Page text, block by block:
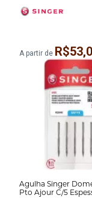
(42 RS)
100/16 e 120/19
A partir de
Agulha Singer
Pto Ajour C/5